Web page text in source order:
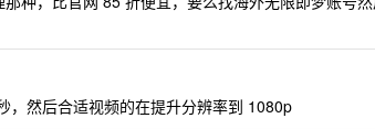
，然后合适视频的在提升分辨率到 1080p